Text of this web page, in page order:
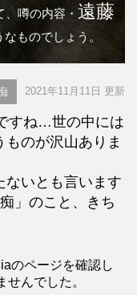
噂の内容・ 遠藤
ものでしょう。
2021年11月11日 更新
すね…世の中には
のが沢山ありま
ないとも言います
」のこと、きち
のページを確認し
んでした。